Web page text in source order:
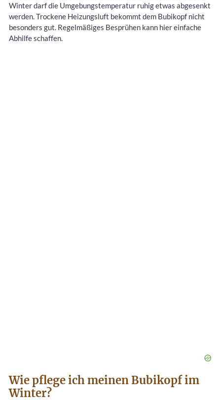
Winter darf die Umgebungstemperatur ruhig etwas abgesenkt
werden. Trockene Heizungsluft bekommt dem Bubikopf nicht
besonders gut. Regelmäßiges Besprühen kann hier einfache
Abhilfe schaffen.
Wie pflege ich meinen Bubikopf im
Winter?